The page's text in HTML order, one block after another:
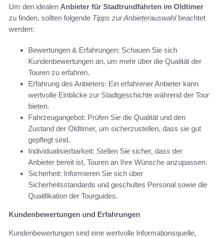
Um den idealen Anbieter für Stadtrundfahrten im Oldtimer
zu finden, sollten folgende Tipps zur Anbieterauswahlbeachtet
werden:
Bewertungen & Erfahrungen: Schauen Sie sich
Kundenbewertungen an, um mehr über die Qualität der
Touren zu erfahren.
Erfahrung des Anbieters: Ein erfahrener Anbieter kann
wertvolle Einblicke zur Stadtgeschichte während der Tour
bieten.
Fahrzeugangebot: Prüfen Sie die Qualität und den
Zustand der Oldtimer, um sicherzustellen, dass sie gut
gepflegt sind.
Individualisierbarkeit: Stellen Sie sicher, dass der
Anbieter bereit ist, Touren an Ihre Wünsche anzupassen.
Sicherheit: Informieren Sie sich über
Sicherheitsstandards und geschultes Personal sowie die
Qualifikation der Tourguides.
Kundenbewertungen und Erfahrungen
Kundenbewertungen sind eine wertvolle Informationsquelle,